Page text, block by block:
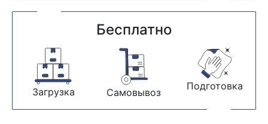
Бесплатно
Загрузка Самовывоз
Подготовка